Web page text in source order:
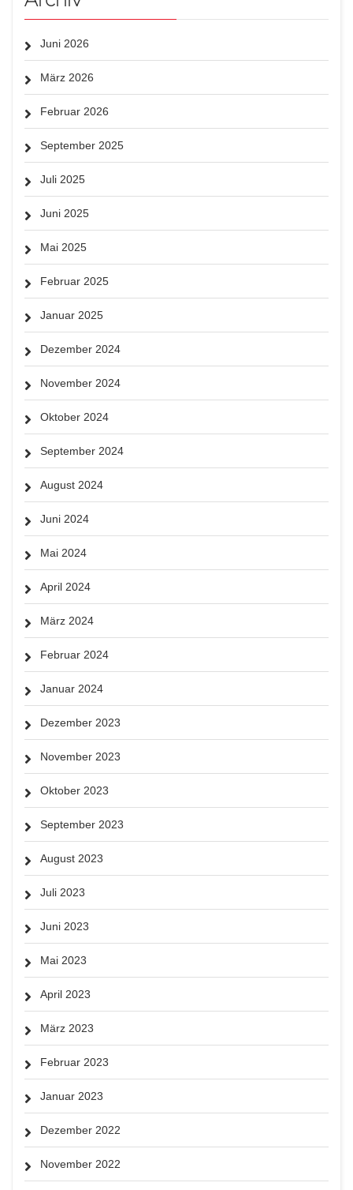
Juni 2026
März 2026
Februar 2026
September 2025
Juli 2025
Juni 2025
Mai 2025
Februar 2025
Januar 2025
Dezember 2024
November 2024
Oktober 2024
September 2024
August 2024
Juni 2024
Mai 2024
April 2024
März 2024
Februar 2024
Januar 2024
Dezember 2023
November 2023
Oktober 2023
September 2023
August 2023
Juli 2023
Juni 2023
Mai 2023
April 2023
März 2023
Februar 2023
Januar 2023
Dezember 2022
November 2022